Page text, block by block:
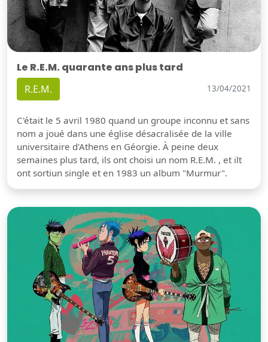
Le R.E.M. quarante ans plus tard
R.E.M. 13/04/2021
C'était le 5 avril 1980 quand un groupe inconnu et sans
nom a joué dans une église désacralisée de la ville
universitaire d'Athens en Géorgie. À peine deux
semaines plus tard, ils ont choisi un nom R.E.M. , et ilt
ont sortiun single et en 1983 un album "Murmur".